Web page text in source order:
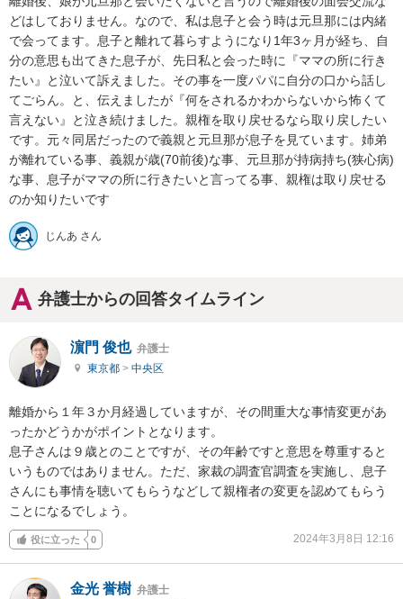
どはしておりません。なので、私は息子と会う時は元旦那には内緒
で会ってます。息子と離れて暮らすようになり1年3ヶ月が経ち、自
分の意思も出てきた息子が、先日私と会った時に『ママの所に行き
たい』と泣いて訴えました。その事を一度パパに自分の口から話し
てごらん。と、伝えましたが『何をされるかわからないから怖くて
言えない』と泣き続けました。親権を取り戻せるなら取り戻したい
です。元々同居だったので義親と元旦那が息子を見ています。姉弟
が離れている事、義親が歳(70前後)な事、元旦那が持病持ち(狭心病)
な事、息子がママの所に行きたいと言ってる事、親権は取り戻せる
のか知りたいです
じんあ さん
弁護士からの回答タイムライン
濵門 俊也 弁護士
東京都 > 中央区
離婚から１年３か月経過していますが、その間重大な事情変更があ
ったかどうかがポイントとなります。
息子さんは９歳とのことですが、その年齢ですと意思を尊重すると
いうものではありません。ただ、家裁の調査官調査を実施し、息子
さんにも事情を聴いてもらうなどして親権者の変更を認めてもらう
ことになるでしょう。
役に立った 0 2024年3月8日 12:16
金光 誉樹 弁護士